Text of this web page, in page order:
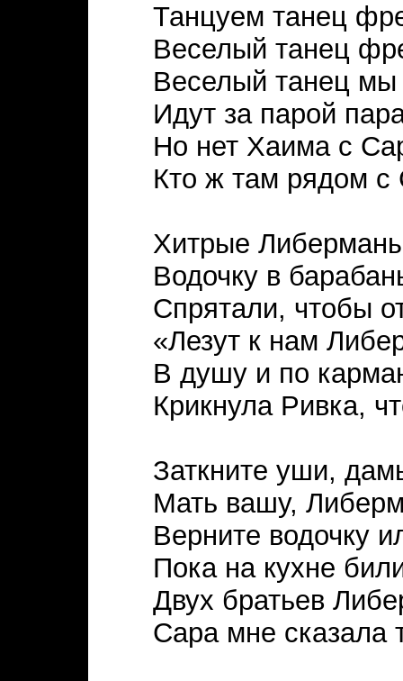
Танцуем танец
Веселый танец
Веселый танец мы
Идут за парой
Но нет Хаима с
Кто ж там рядом
Хитрые
Водочку в
Спрятали, чтобы
«Лезут к нам
В душу и по
Крикнула Ривка,
Заткните уши,
Мать вашу,
Верните водочку
Пока на кухне
Двух братьев
Сара мне сказала